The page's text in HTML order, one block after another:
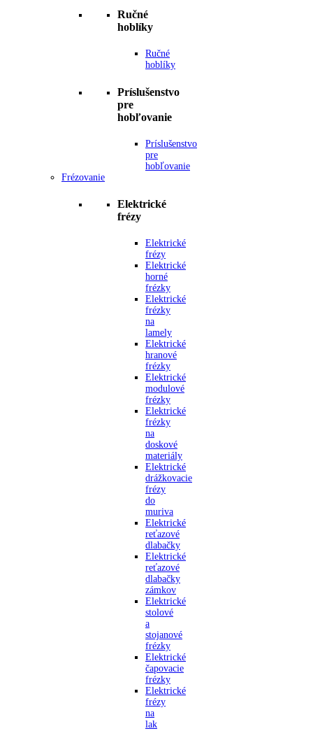
Ručné
hoblíky
Ručné
hoblíky
Príslušenstvo
pre
hobľovanie
Príslušenstvo
pre
hobľovanie
Frézovanie
Elektrické
frézy
Elektrické
frézy
Elektrické
horné
frézky
Elektrické
frézky
na
lamely
Elektrické
hranové
frézky
Elektrické
modulové
frézky
Elektrické
frézky
na
doskové
materiály
Elektrické
drážkovacie
frézy
do
muriva
Elektrické
reťazové
dlabačky
Elektrické
reťazové
dlabačky
zámkov
Elektrické
stolové
a
stojanové
frézky
Elektrické
čapovacie
frézky
Elektrické
frézy
na
lak